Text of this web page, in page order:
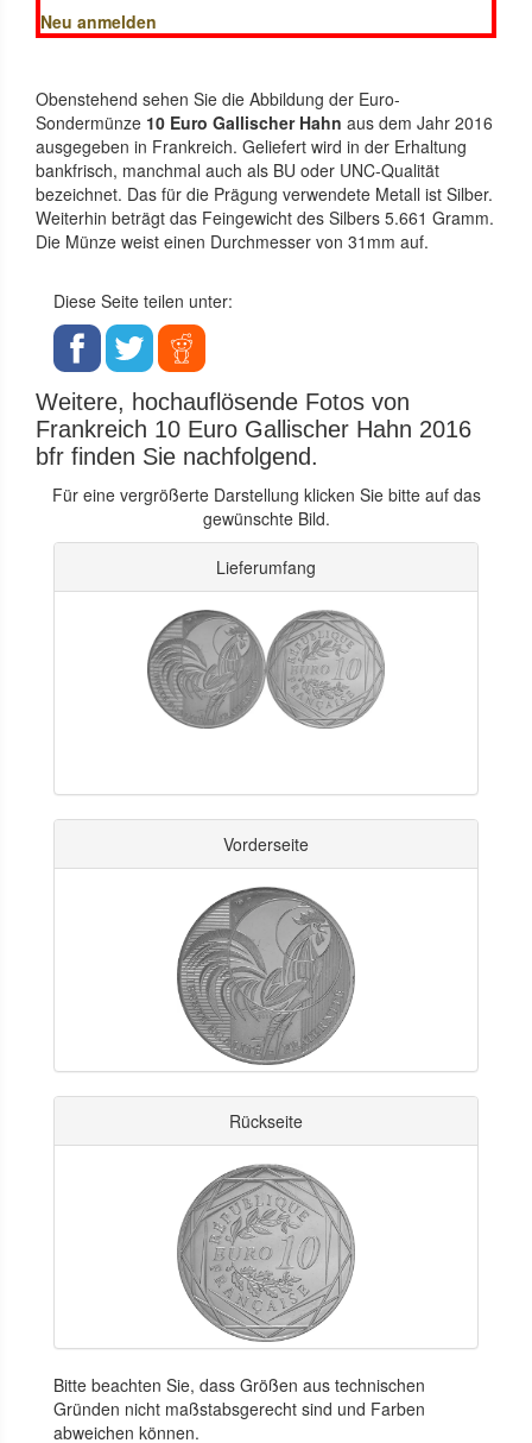
Neu anmelden
Obenstehend sehen Sie die Abbildung der Euro-
Sondermünze 10 Euro Gallischer Hahn aus dem Jahr 2016
ausgegeben in Frankreich. Geliefert wird in der Erhaltung
bankfrisch, manchmal auch als BU oder UNC-Qualität
bezeichnet. Das für die Prägung verwendete Metall ist Silber.
Weiterhin beträgt das Feingewicht des Silbers 5.661 Gramm.
Die Münze weist einen Durchmesser von 31mm auf.
Diese Seite teilen unter:
Weitere, hochauflösende Fotos von
Frankreich 10 Euro Gallischer Hahn 2016
bfr finden Sie nachfolgend.
Für eine vergrößerte Darstellung klicken Sie bitte auf das
gewünschte Bild.
Lieferumfang
Vorderseite
Rückseite
Bitte beachten Sie, dass Größen aus technischen
Gründen nicht maßstabsgerecht sind und Farben
abweichen können.